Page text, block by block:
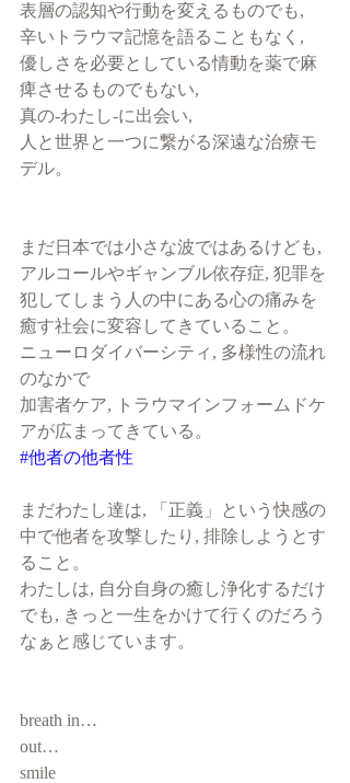
表層の認知や行動を変えるものでも,
辛いトラウマ記憶を語ることもなく,
優しさを必要としている情動を薬で麻
痺させるものでもない,
真の-わたし-に出会い,
人と世界と一つに繋がる深遠な治療モ
デル。
まだ日本では小さな波ではあるけども,
アルコールやギャンブル依存症, 犯罪を
犯してしまう人の中にある心の痛みを
癒す社会に変容してきていること。
ニューロダイバーシティ, 多様性の流れ
のなかで
加害者ケア, トラウマインフォームドケ
アが広まってきている。
#他者の他者性
まだわたし達は, 「正義」という快感の
中で他者を攻撃したり, 排除しようとす
ること。
わたしは, 自分自身の癒し浄化するだけ
でも, きっと一生をかけて行くのだろう
なぁと感じています。
breath in…
out…
smile